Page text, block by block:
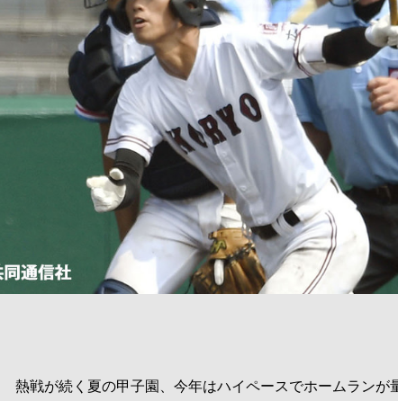
熱戦が続く夏の甲子園、今年はハイペースでホームランが